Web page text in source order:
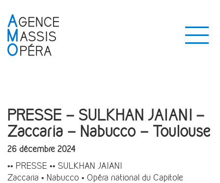
PRESSE – SULKHAN JAIANI –
Zaccaria – Nabucco – Toulouse
26 décembre 2024
•• PRESSE •• SULKHAN JAIANI
Zaccaria • Nabucco • Opéra national du Capitole